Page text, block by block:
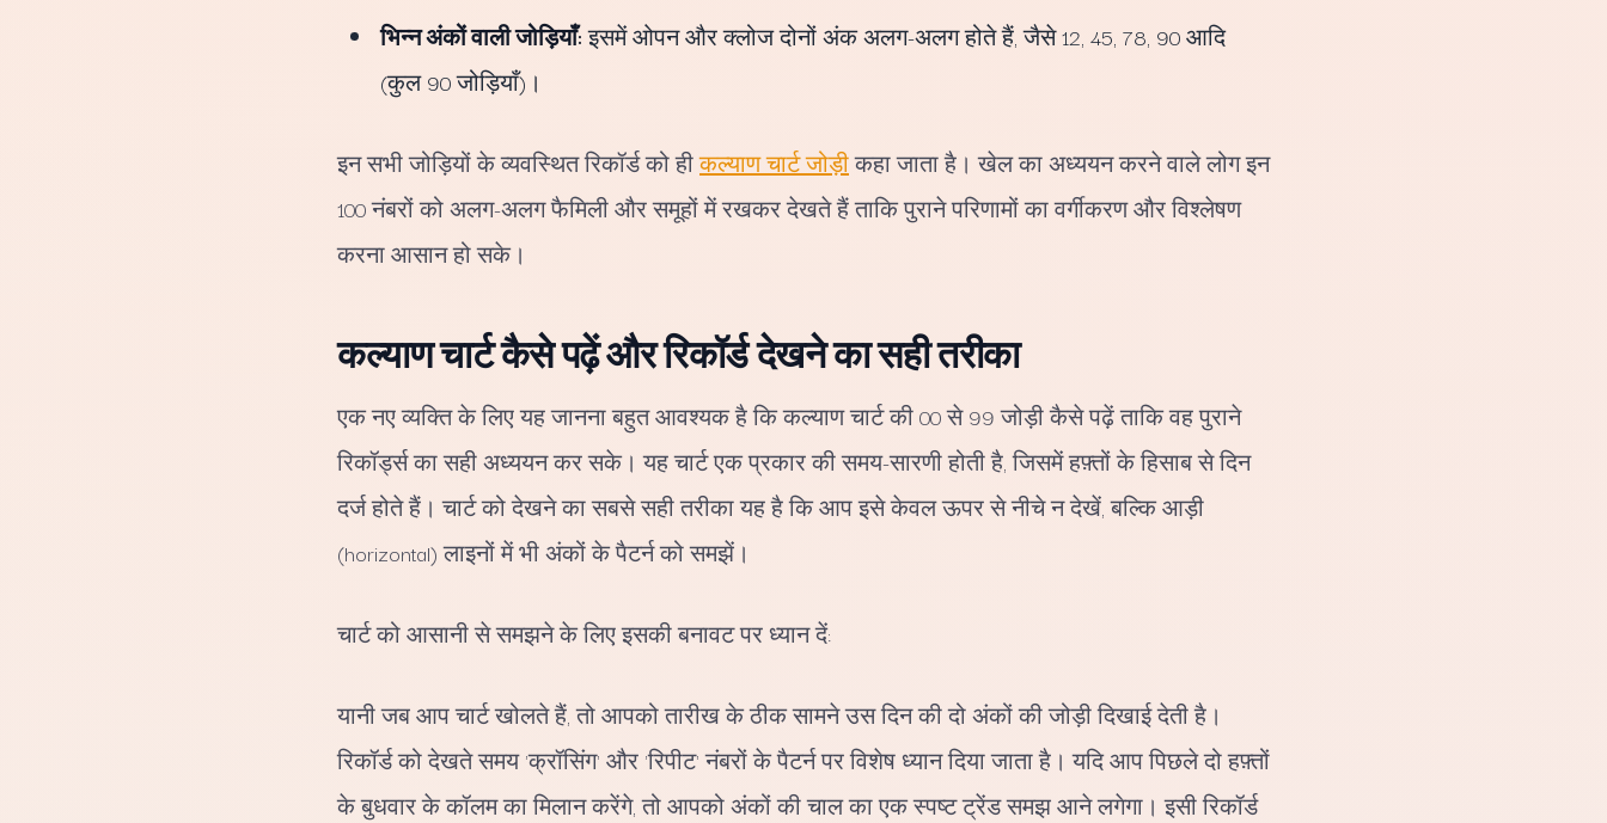
भिन्न अंकों वाली जोड़ियाँ:इसमें ओपन और क्लोज दोनों अंक अलग-अलग होते हैं, जैसे 12, 45, 78, 90 आदि
(कुल 90 जोड़ियाँ)।
इन सभी जोड़ियों के व्यवस्थित रिकॉर्ड को हीकल्याण चार्ट जोड़ीकहा जाता है। खेल का अध्ययन करने वाले लोग इन
100 नंबरों को अलग-अलग फैमिली और समूहों में रखकर देखते हैं ताकि पुराने परिणामों का वर्गीकरण और विश्लेषण
करना आसान हो सके।
कल्याण चार्ट कैसे पढ़ें और रिकॉर्ड देखने का सही तरीका
एक नए व्यक्ति के लिए यह जानना बहुत आवश्यक है कि कल्याण चार्ट की 00 से 99 जोड़ी कैसे पढ़ें ताकि वह पुराने
रिकॉर्ड्स का सही अध्ययन कर सके। यह चार्ट एक प्रकार की समय-सारणी होती है, जिसमें हफ़्तों के हिसाब से दिन
दर्ज होते हैं। चार्ट को देखने का सबसे सही तरीका यह है कि आप इसे केवल ऊपर से नीचे न देखें, बल्कि आड़ी
(horizontal) लाइनों में भी अंकों के पैटर्न को समझें।
चार्ट को आसानी से समझने के लिए इसकी बनावट पर ध्यान दें:
यानी जब आप चार्ट खोलते हैं, तो आपको तारीख के ठीक सामने उस दिन की दो अंकों की जोड़ी दिखाई देती है।
रिकॉर्ड को देखते समय 'क्रॉसिंग' और 'रिपीट' नंबरों के पैटर्न पर विशेष ध्यान दिया जाता है। यदि आप पिछले दो हफ़्तों
के बुधवार के कॉलम का मिलान करेंगे, तो आपको अंकों की चाल का एक स्पष्ट ट्रेंड समझ आने लगेगा। इसी रिकॉर्ड